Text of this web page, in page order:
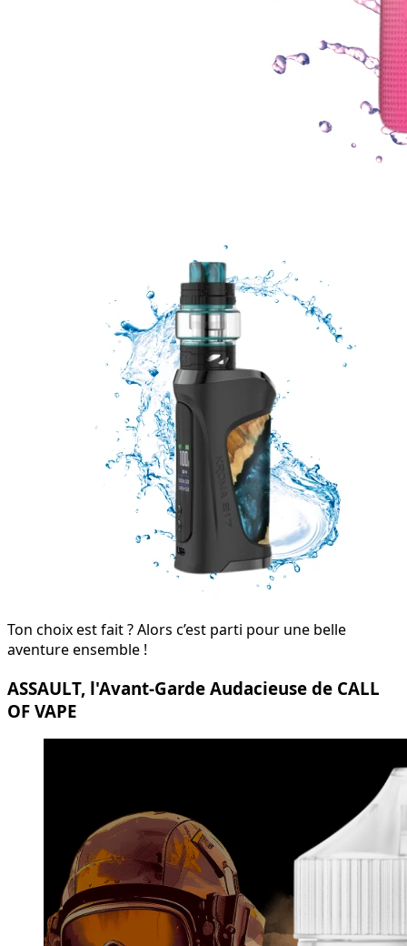
Ton choix est fait ? Alors c’est parti pour une belle
aventure ensemble !
ASSAULT, l'Avant-Garde Audacieuse de CALL
OF VAPE